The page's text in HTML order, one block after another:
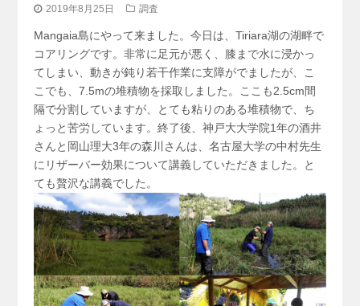
2019年8月25日 調査
Mangaia島にやって来ました。今日は、Tiriara湖の湖畔で
コアリングです。非常に足元が悪く、膝まで水に浸かっ
てしまい、動きが鈍り若干作業に支障がでましたが、こ
こでも、7.5mの堆積物を採取しました。ここも2.5cm間
隔で分割していますが、とても粘りのある堆積物で、ち
ょっと苦労しています。終了後、神戸大大学院1年の酒井
さんと岡山理大3年の森川さんは、名古屋大学の中村先生
にリザーバー効果について講義していただきました。と
ても贅沢な講義でした。